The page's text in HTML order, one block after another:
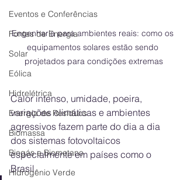
Eventos e Conferências
Fontes de Energia
Solar
Eólica
Hidrelétrica
Energia de Resíduos
Biomassa
Biogás e Biometano
Hidrogênio Verde
Engenharia para ambientes reais: como os
equipamentos solares estão sendo
projetados para condições extremas
Calor intenso, umidade, poeira,
variações climáticas e ambientes
agressivos fazem parte do dia a dia
dos sistemas fotovoltaicos
especialmente em países como o
Brasil.